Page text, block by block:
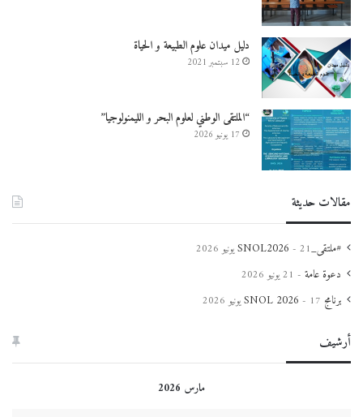
دليل ميدان علوم الطبيعة و الحياة
12 سبتمبر 2021
“الملتقى الوطني لعلوم البحر و الليمنولوجيا”
17 يونيو 2026
مقالات حديثة
#ملتقى_SNOL202621 يونيو 2026
دعوة عامة 21 يونيو 2026
برنامج SNOL 2026 17 يونيو 2026
أرشيف
مارس 2026